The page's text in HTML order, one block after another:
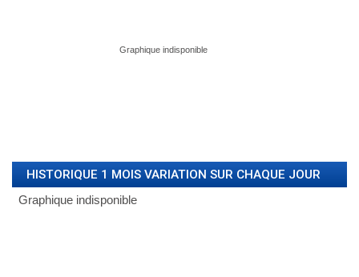
HISTORIQUE 1 MOIS VARIATION SUR CHAQUE JOUR